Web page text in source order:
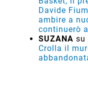
Davide
ambire a
continuerò
SUZANA su
Crolla il